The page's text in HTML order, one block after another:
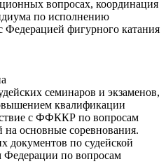
вопросах, координация
по исполнению
Федерацией фигурного катания
семинаров и экзаменов,
квалификации
с ФФККР по вопросам
на основные соревнования.
документов по судейской
Федерации по вопросам